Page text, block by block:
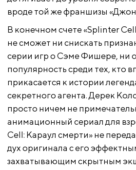
вроде той же франшизы «Джон
В конечном счете «Splinter
не сможет ни снискать
серии игр о Сэме Фишере, ни
популярность среди тех, кто
прикасается к истории
секретного агента. Дерек
просто ничем не
анимационный сериал для
Cell: Караул смерти» не
дух оригинала с его
захватывающим скрытным